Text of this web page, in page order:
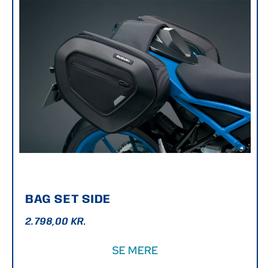
BAG SET SIDE
2.798,00 KR.
SE MERE